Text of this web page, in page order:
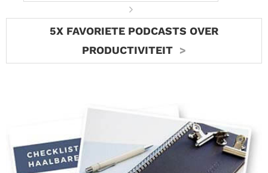
5X FAVORIETE PODCASTS OVER
PRODUCTIVITEIT